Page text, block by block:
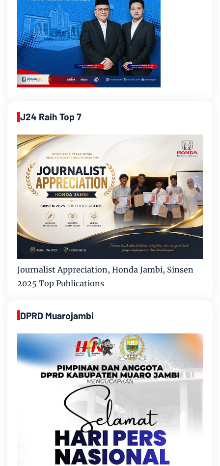
J24 Raih Top 7
Journalist Appreciation, Honda Jambi, Sinsen
2025 Top Publications
DPRD Muarojambi